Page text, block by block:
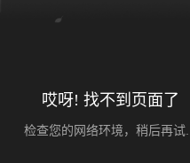
哎呀! 找不到页面了
检查您的网络环境，稍后再试...